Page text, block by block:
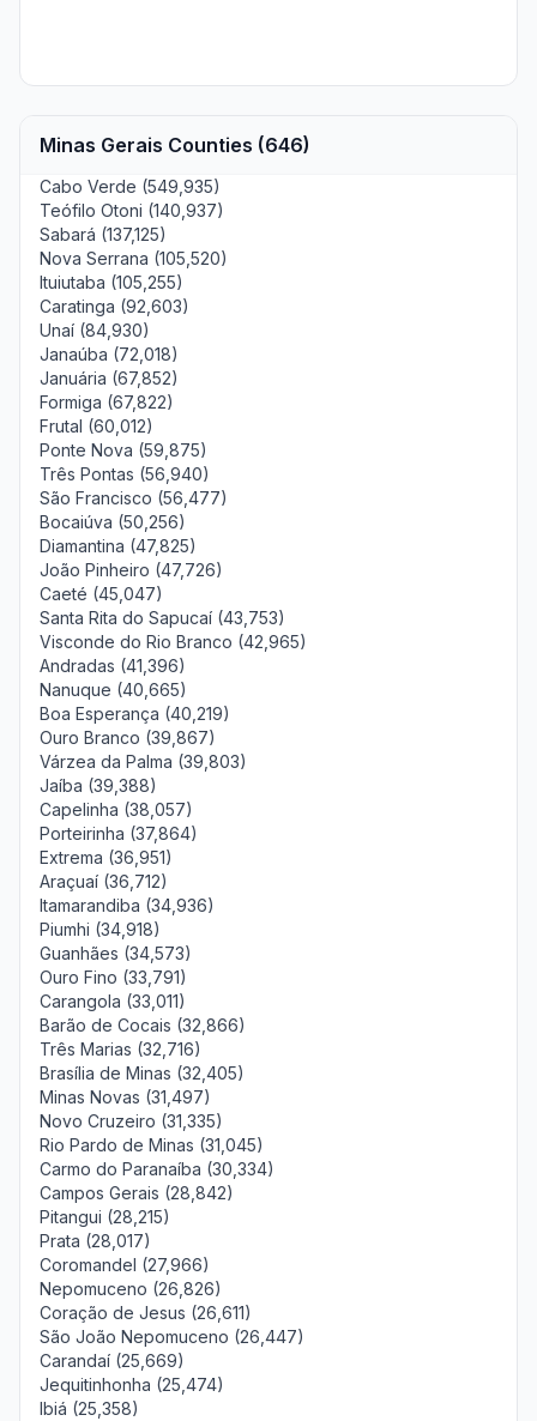
Minas Gerais Counties (646)
Cabo Verde (549,935)
Teófilo Otoni (140,937)
Sabará (137,125)
Nova Serrana (105,520)
Ituiutaba (105,255)
Caratinga (92,603)
Unaí (84,930)
Janaúba (72,018)
Januária (67,852)
Formiga (67,822)
Frutal (60,012)
Ponte Nova (59,875)
Três Pontas (56,940)
São Francisco (56,477)
Bocaiúva (50,256)
Diamantina (47,825)
João Pinheiro (47,726)
Caeté (45,047)
Santa Rita do Sapucaí (43,753)
Visconde do Rio Branco (42,965)
Andradas (41,396)
Nanuque (40,665)
Boa Esperança (40,219)
Ouro Branco (39,867)
Várzea da Palma (39,803)
Jaíba (39,388)
Capelinha (38,057)
Porteirinha (37,864)
Extrema (36,951)
Araçuaí (36,712)
Itamarandiba (34,936)
Piumhi (34,918)
Guanhães (34,573)
Ouro Fino (33,791)
Carangola (33,011)
Barão de Cocais (32,866)
Três Marias (32,716)
Brasília de Minas (32,405)
Minas Novas (31,497)
Novo Cruzeiro (31,335)
Rio Pardo de Minas (31,045)
Carmo do Paranaíba (30,334)
Campos Gerais (28,842)
Pitangui (28,215)
Prata (28,017)
Coromandel (27,966)
Nepomuceno (26,826)
Coração de Jesus (26,611)
São João Nepomuceno (26,447)
Carandaí (25,669)
Jequitinhonha (25,474)
Ibiá (25,358)